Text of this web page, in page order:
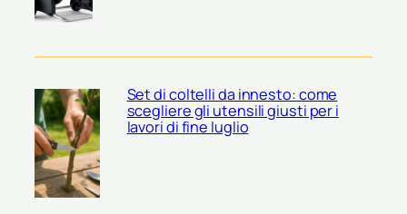
Set di coltelli da innesto: come
scegliere gli utensili giusti per i
lavori di fine luglio